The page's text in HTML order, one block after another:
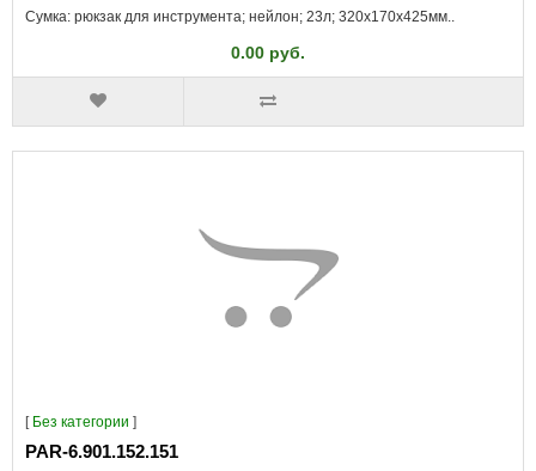
Сумка: рюкзак для инструмента; нейлон; 23л; 320x170x425мм..
0.00 руб.
[ Без категории ]
PAR-6.901.152.151